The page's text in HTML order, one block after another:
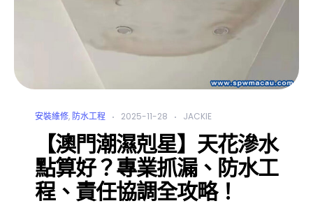
安裝維修, 防水工程 2025-11-28 JACKIE
【澳門潮濕剋星】天花滲水
點算好？專業抓漏、防水工
程、責任協調全攻略！